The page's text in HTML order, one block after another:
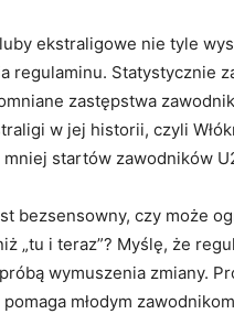
ekstraligowe nie tyle
regulaminu. Statystycznie
zastępstwa
w jej historii, czyli
startów zawodników
bezsensowny, czy może
„tu i teraz”? Myślę, że
wymuszenia zmiany.
młodym